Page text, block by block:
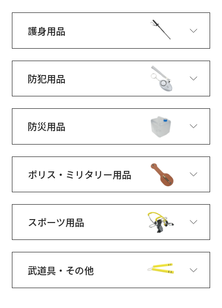
護身用品
防犯用品
防災用品
ポリス・ミリタリー用品
スポーツ用品
武道具・その他